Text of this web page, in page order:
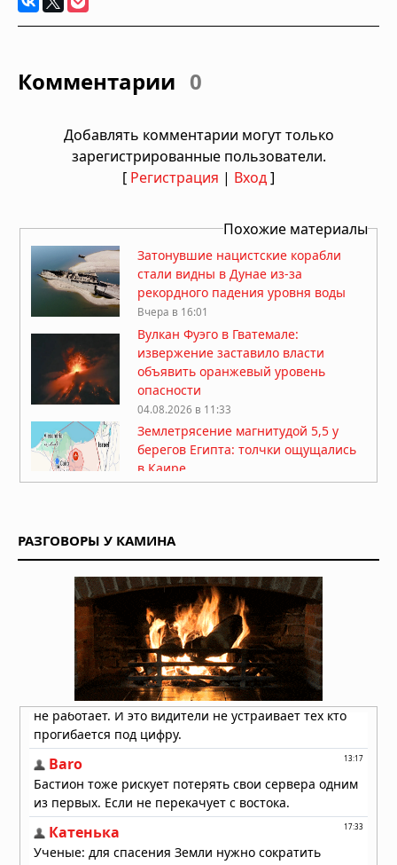
Комментарии 0
Добавлять комментарии могут только
зарегистрированные пользователи.
[ Регистрация | Вход]
Похожие материалы
Затонувшие нацистские корабли
стали видны в Дунае из-за
рекордного падения уровня воды
Вчера в 16:01
Вулкан Фуэго в Гватемале:
извержение заставило власти
объявить оранжевый уровень
опасности
04.08.2026 в 11:33
Землетрясение магнитудой 5,5 у
берегов Египта: толчки ощущались
в Каире
2026 году движется к побережью
Восточной Азии
01.08.2026 в 15:17
Землетрясение в Италии: магнитуда
4,7 у Неаполя, повреждения и
отключения электроэнергии
01.08.2026 в 09:32
Подводный супервулкан Кикай
заполняется свежей магмой: новое
исследование раскрывает механизм
перезарядки гигантских кальдер
Необычный торнадо ударил по
одному пригороду Чикаго дважды
Лесные пожары объявлены
РАЗГОВОРЫ У КАМИНА